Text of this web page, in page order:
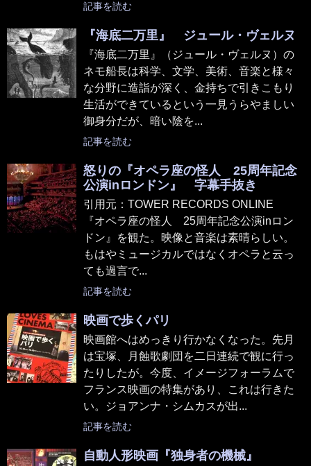
記事を読む
『海底二万里』 ジュール・ヴェルヌ
『海底二万里』（ジュール・ヴェルヌ）の
ネモ船長は科学、文学、美術、音楽と様々
な分野に造詣が深く、金持ちで引きこもり
生活ができているという一見うらやましい
御身分だが、暗い陰を...
記事を読む
怒りの『オペラ座の怪人 25周年記念
公演inロンドン』 字幕手抜き
引用元：TOWER RECORDS ONLINE
『オペラ座の怪人 25周年記念公演inロン
ドン』を観た。映像と音楽は素晴らしい。
もはやミュージカルではなくオペラと云っ
ても過言で...
記事を読む
映画で歩くパリ
映画館へはめっきり行かなくなった。先月
は宝塚、月蝕歌劇団を二日連続で観に行っ
たりしたが。今度、イメージフォーラムで
フランス映画の特集があり、これは行きた
い。ジョアンナ・シムカスが出...
記事を読む
自動人形映画『独身者の機械』